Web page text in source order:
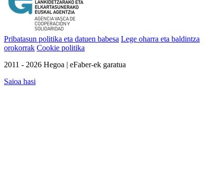
Pribatasun politika eta datuen babesa Lege oharra eta baldintza
orokorrak Cookie politika
2011 - 2026 Hegoa | eFaber-ek garatua
Saioa hasi